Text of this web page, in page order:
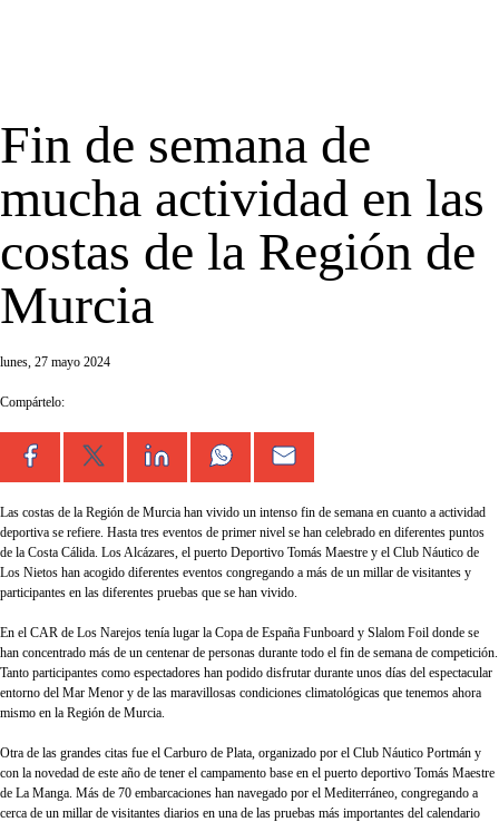
Fin de semana de
mucha actividad en las
costas de la Región de
Murcia
lunes, 27 mayo 2024
Compártelo:
Las costas de la Región de Murcia han vivido un intenso fin de semana en cuanto a actividad
deportiva se refiere. Hasta tres eventos de primer nivel se han celebrado en diferentes puntos
de la Costa Cálida. Los Alcázares, el puerto Deportivo Tomás Maestre y el Club Náutico de
Los Nietos han acogido diferentes eventos congregando a más de un millar de visitantes y
participantes en las diferentes pruebas que se han vivido.
En el CAR de Los Narejos tenía lugar la Copa de España Funboard y Slalom Foil donde se
han concentrado más de un centenar de personas durante todo el fin de semana de competición.
Tanto participantes como espectadores han podido disfrutar durante unos días del espectacular
entorno del Mar Menor y de las maravillosas condiciones climatológicas que tenemos ahora
mismo en la Región de Murcia.
Otra de las grandes citas fue el Carburo de Plata, organizado por el Club Náutico Portmán y
con la novedad de este año de tener el campamento base en el puerto deportivo Tomás Maestre
de La Manga. Más de 70 embarcaciones han navegado por el Mediterráneo, congregando a
cerca de un millar de visitantes diarios en una de las pruebas más importantes del calendario